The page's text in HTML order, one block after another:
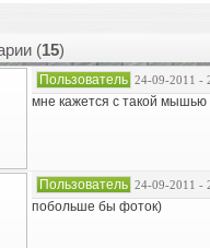
(15)
Пользователь 24-09-2011 -
мне кажется с такой мышью
Пользователь 24-09-2011 -
побольше бы фоток)